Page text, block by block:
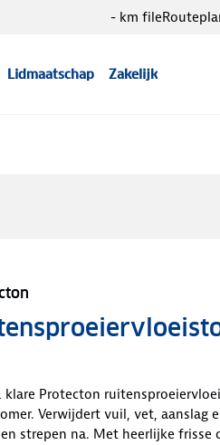
Lidmaatschap Zakelijk
- km file
klare Protecton
Verwijdert vuil, vet, aanslag
strepen na. Met heerlijke frisse